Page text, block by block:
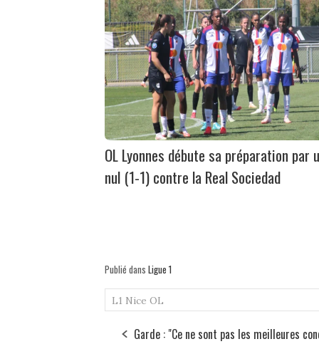
OL Lyonnes débute sa préparation par
nul (1-1) contre la Real Sociedad
Publié dans Ligue 1
L1 Nice OL
Garde : "Ce ne sont pas les meilleures